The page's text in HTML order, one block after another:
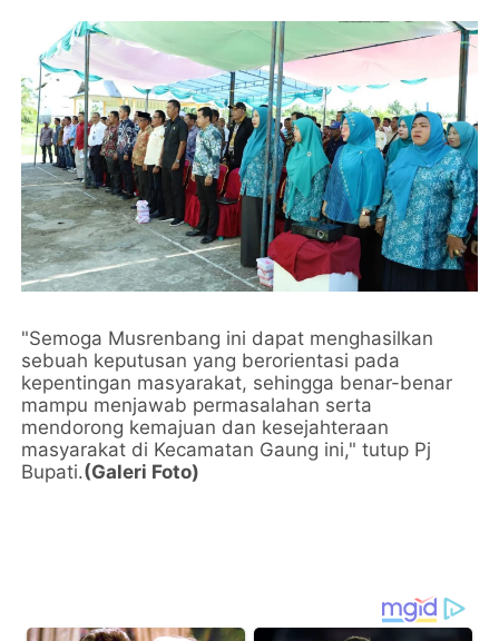
"Semoga Musrenbang ini dapat menghasilkan
sebuah keputusan yang berorientasi pada
kepentingan masyarakat, sehingga benar-benar
mampu menjawab permasalahan serta
mendorong kemajuan dan kesejahteraan
masyarakat di Kecamatan Gaung ini," tutup Pj
Bupati.(Galeri Foto)